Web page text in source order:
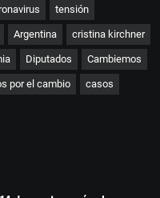
tensión
Argentina cristina kirchner
Diputados Cambiemos
por el cambio casos